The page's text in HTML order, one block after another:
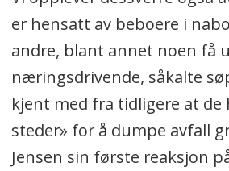
er hensatt av beboere i
andre, blant annet noen få
næringsdrivende, såkalte
kjent med fra tidligere at de
steder» for å dumpe avfall
Jensen sin første reaksjon